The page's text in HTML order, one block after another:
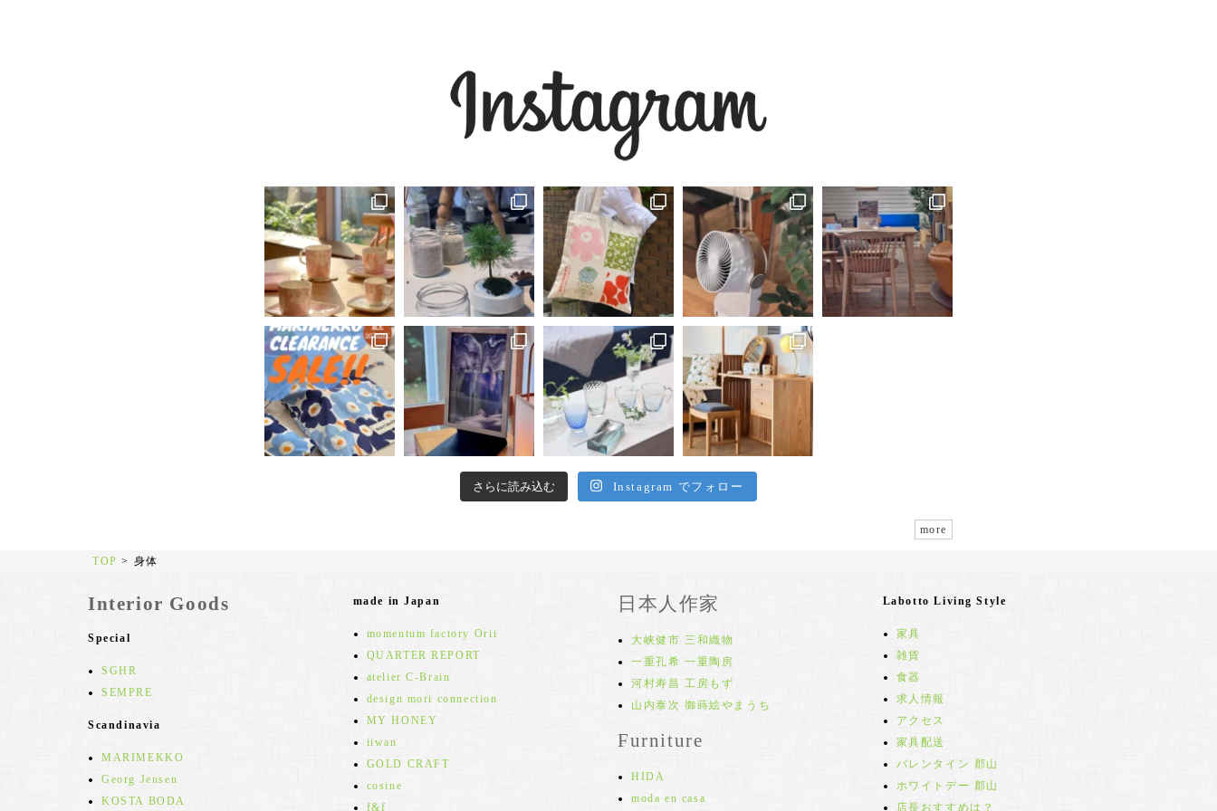
さらに読み込む Instagram でフォロー
more
TOP > 身体
Interior Goods
Special
SGHR
SEMPRE
Scandinavia
MARIMEKKO
Georg Jensen
KOSTA BODA
made in Japan
momentum factory Orii
QUARTER REPORT
atelier C-Brain
design mori connection
MY HONEY
iiwan
GOLD CRAFT
cosine
f&f
日本人作家
大峡健市 三和織物
一重孔希 一重陶房
河村寿昌 工房もず
山内泰次 御蒔絵やまうち
Furniture
HIDA
moda en casa
Labotto Living Style
家具
雑貨
食器
求人情報
アクセス
家具配送
バレンタイン 郡山
ホワイトデー 郡山
店長おすすめは？